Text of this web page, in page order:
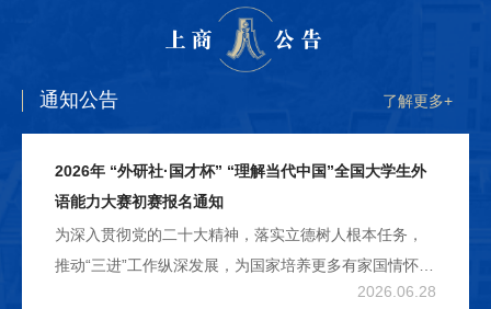
上商 公告
通知公告 了解更多+
2026年 “外研社·国才杯” “理解当代中国”全国大学生外
语能力大赛初赛报名通知
为深入贯彻党的二十大精神，落实立德树人根本任务，
推动“三进”工作纵深发展，为国家培养更多有家国情怀、
有全球视野、有专业本领的高水平国际化人才，提高新
2026.06.28